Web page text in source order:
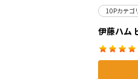
10Pカテゴ
伊藤ハム